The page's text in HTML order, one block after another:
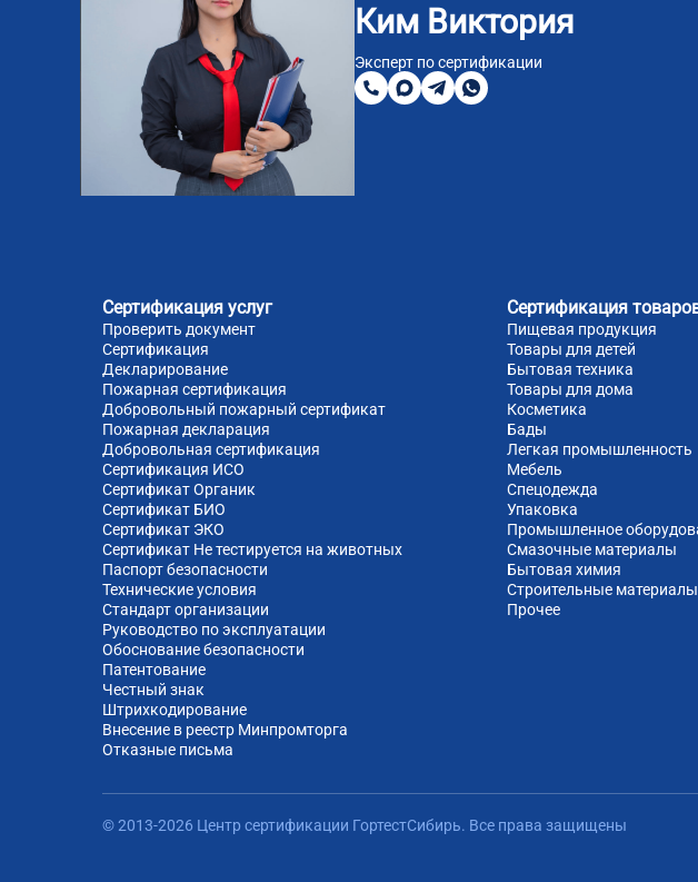
Ким Виктория
Эксперт по сертификации
8
800
200
51
MAXTelegram
WhatsApp
Сертификация услуг
Проверить документ
Сертификация
Декларирование
Пожарная сертификация
Добровольный пожарный сертификат
Пожарная декларация
Добровольная сертификация
Сертификация ИСО
Сертификат Органик
Сертификат БИО
Сертификат ЭКО
Сертификат Не тестируется на животных
Паспорт безопасности
Технические условия
Стандарт организации
Руководство по эксплуатации
Обоснование безопасности
Патентование
Честный знак
Штрихкодирование
Внесение в реестр Минпромторга
Отказные письма
Сертификация
Пищевая продукция
Товары для детей
Бытовая техника
Товары для дома
Косметика
Бады
Легкая промышленность
Мебель
Спецодежда
Упаковка
Промышленное
Смазочные материалы
Бытовая химия
Строительные материалы
Прочее
© 2013-2026 Центр сертификации ГортестСибирь. Все права защищены